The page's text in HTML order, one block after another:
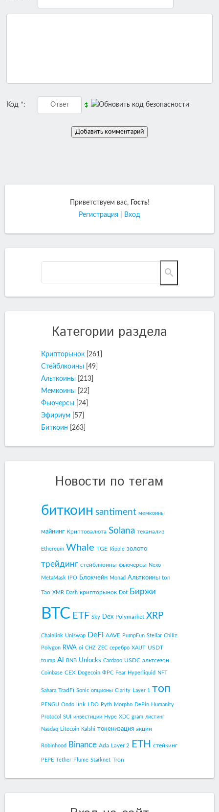
Код *:
Приветствуем вас, Гость!
Регистрация
Вход
Категории раздела
Крипторынок
[261]
Стейблкоины [49]
Альткоины
[213]
Мемкоины
[22]
Фьючерсы
[24]
Эфириум
[57]
Биткоин
[263]
Новости по тегам
биткоин santiment мемкоины
майнинг Криптовалюта Solana теханализ
Ethereum Whale TGE Ripple золото
трейдинг стейблкоины фьючерсы Nexo
MetaMask IPO Блокчейн Monad Альткоины ton
Tao XMR Dash крипторынок Dot Биржи
BTC ETF Sky Dex Polymarket XRP
Chainlink Uniswap DeFi AAVE PumpFun Stellar Chiliz
Polygon RWA oi CHZ ZEC серебро XAUT USDT
trump Ai BNB Unlocks Cardano USDC альтсезон
Coinbase CEX Dogecoin ФРС Fear Hyperliquid NFT
Sahara TradFi Sonic опционы Clarity Layer 1 топ
PENGU Ondo link LDO Pyth Morpho DePin Humanity
Protocol SUI инвестиции Hype XDC gram листинг
Nasdaq Litecoin Kalshi токенизация акции
Robinhood Binance Ada Layer 2 ETH стейкинг
PEPE Tether Plume Starknet Tron